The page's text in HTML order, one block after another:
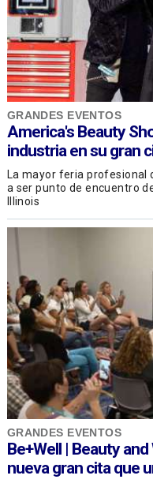
GRANDES EVENTOS
America's Beauty
industria en su gran
La mayor feria profesional
a ser punto de encuentro
Illinois
GRANDES EVENTOS
Be+Well | Beauty
nueva gran cita que